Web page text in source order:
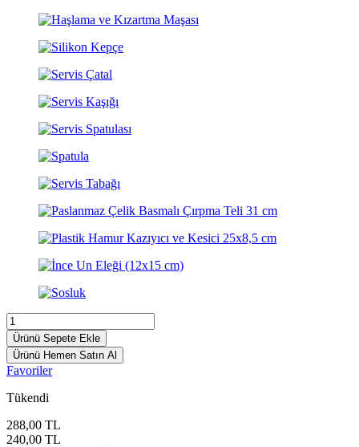
Ürünü Sepete Ekle
Ürünü Hemen Satın Al
Favoriler
Tükendi
288,00 TL
240,00 TL